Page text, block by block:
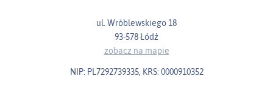
ul. Wróblewskiego 18
93-578 Łódź
zobacz na mapie
NIP: PL7292739335, KRS: 0000910352